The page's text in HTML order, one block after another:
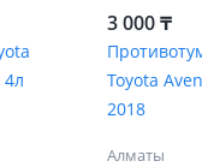
4л
3 000 ₸
Toyota
2018
Алматы